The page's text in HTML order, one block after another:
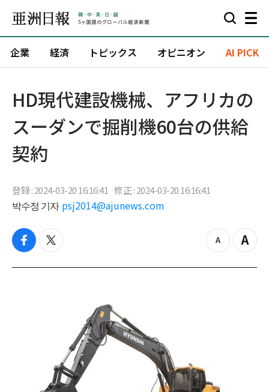
企業 経済 トピックス オピニオン AI PICK
HD現代建設機械、アフリカの
スーダンで掘削機60台の供給
契約
登録 : 2024-03-20 16:16:41 修正 : 2024-03-20 16:16:41
박수정 기자 psj2014@ajunews.com
f
c
t
i
z
o
Z
o